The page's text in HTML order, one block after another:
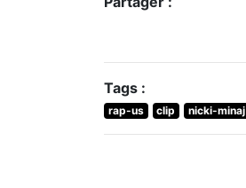
Tags :
rap-us clip nicki-minaj